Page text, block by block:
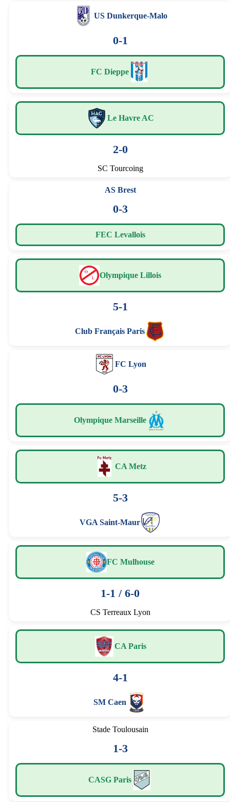
US Dunkerque-Malo
0-1
FC Dieppe
Le Havre AC
2-0
SC Tourcoing
AS Brest
0-3
FEC Levallois
Olympique Lillois
5-1
Club Français Paris
FC Lyon
0-3
Olympique Marseille
CA Metz
5-3
VGA Saint-Maur
FC Mulhouse
1-1 / 6-0
CS Terreaux Lyon
CA Paris
4-1
SM Caen
Stade Toulousain
1-3
CASG Paris